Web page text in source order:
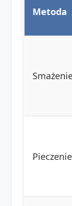
Metoda
Pieczenie